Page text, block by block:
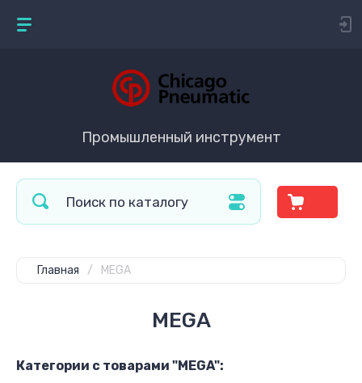
Промышленный инструмент
Главная / MEGA
MEGA
Категории с товарами "MEGA":